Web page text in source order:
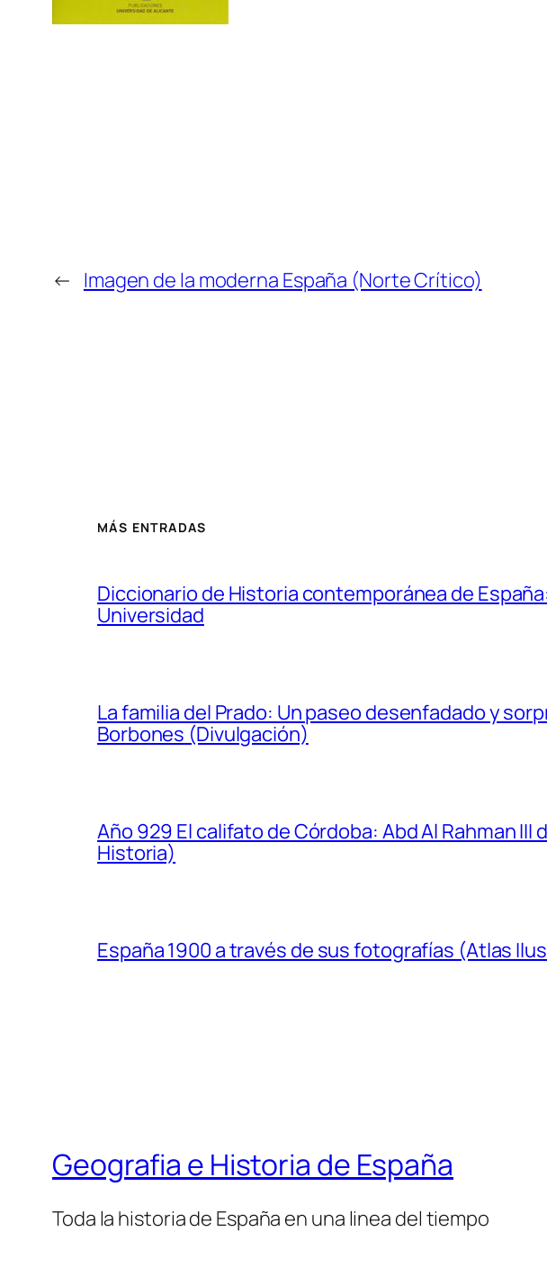
← Imagen de la moderna España (Norte Crítico)
MÁS ENTRADAS
Diccionario de Historia contemporánea de
Universidad
La familia del Prado: Un paseo desenfadado y
Borbones (Divulgación)
Año 929 El califato de Córdoba: Abd Al Rahman
Historia)
España 1900 a través de sus fotografías (Atlas
Geografia e Historia de España
Toda la historia de España en una linea del tiempo